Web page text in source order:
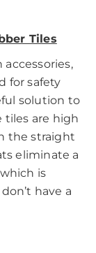
Tiles
for safety
solution to
tiles are high
the straight
eliminate a
is
have a